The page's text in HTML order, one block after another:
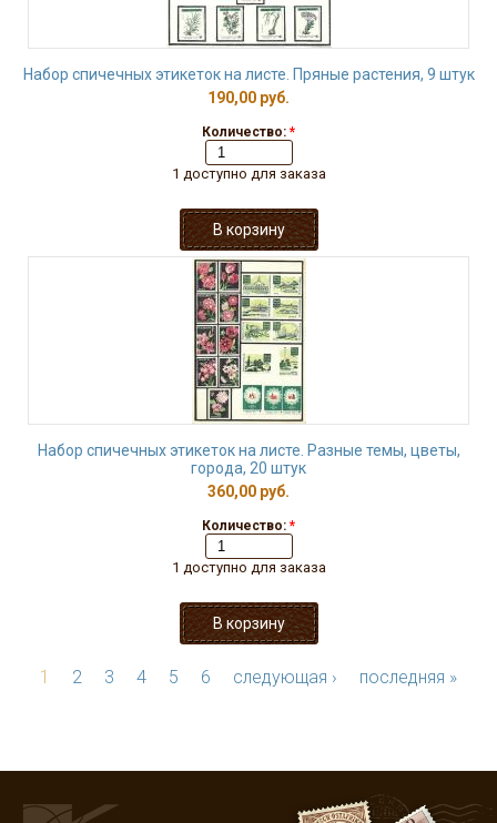
Набор спичечных этикеток на листе. Пряные растения, 9 штук
190,00 руб.
Количество: *
1 доступно для заказа
Набор спичечных этикеток на листе. Разные темы, цветы,
города, 20 штук
360,00 руб.
Количество: *
1 доступно для заказа
1 2 3 4 5 6 следующая › последняя »